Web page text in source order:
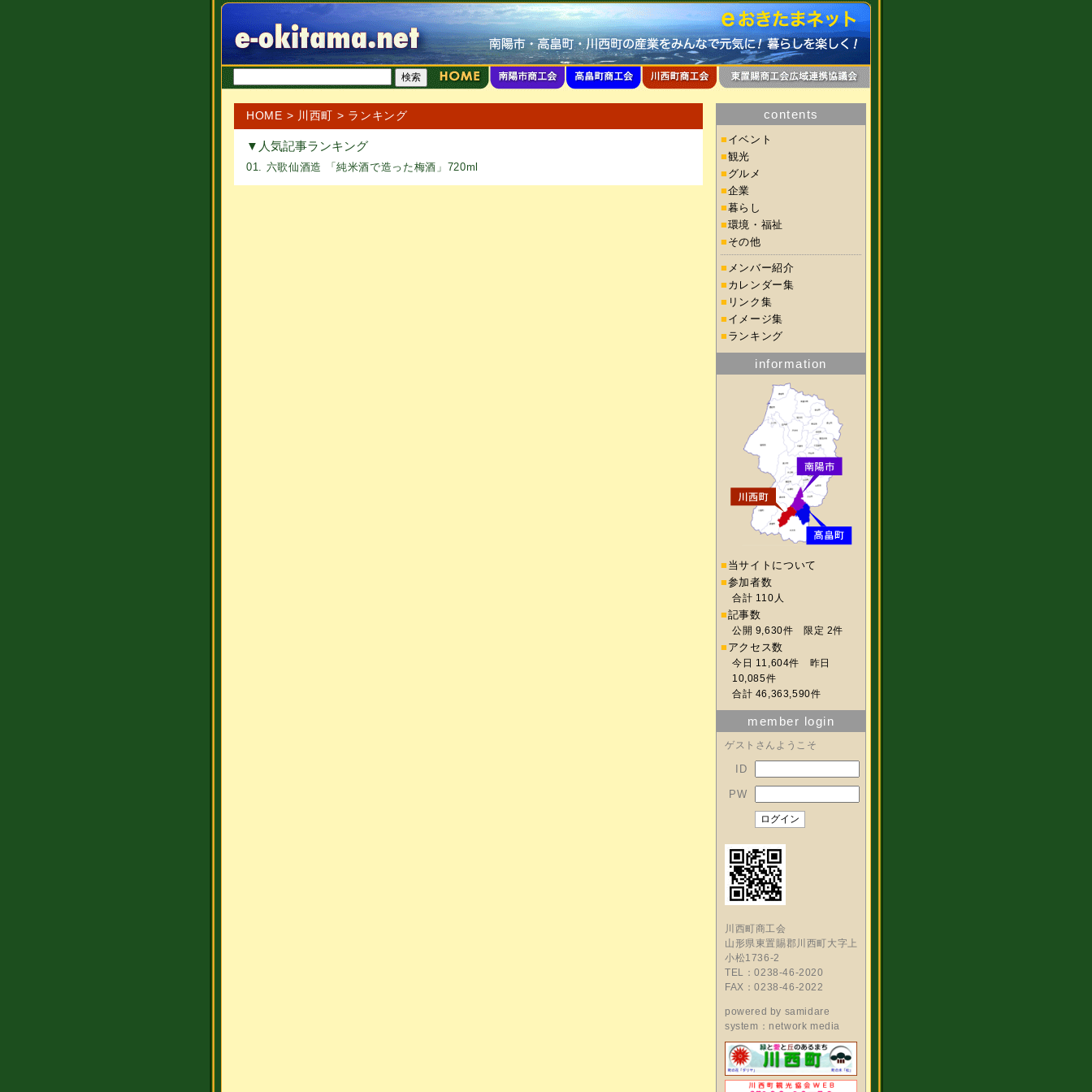
HOME > 川西町 > ランキング
▼人気記事ランキング
01. 六歌仙酒造 「純米酒で造った梅酒」720ml
contents
■ イベント
■観光
■ グルメ
■企業
■暮らし
■環境・福祉
■ その他
■ メンバー紹介
■ カレンダー集
■ リンク集
■ イメージ集
■ ランキング
information
■ 当サイトについて
■参加者数
合計 110人
■記事数
公開 9,630件 限定 2件
■ アクセス数
今日 11,604件 昨日
10,085件
合計 46,363,590件
member login
ゲストさんようこそ
ID
PW
川西町商工会
山形県東置賜郡川西町大字上
小松1736-2
TEL：0238-46-2020
FAX：0238-46-2022
powered by samidare
system：network media